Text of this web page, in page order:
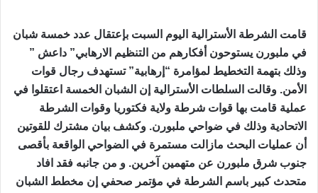
قامت الشرطة الأسترالية اليوم السبت بإعتقال عدد خمسة شبان
في ملبورن يستوحون أفكارهم من التنظيم الارهابي” داعش ”
وذلك بتهمة التخطيط لمؤامرة “إرهابية” تستهدف رجال قوات
الأمن. وقالت السلطات الأسترالية إن الشبان الخمسة اعتقلوا في
عملية قامت بها قوات شرطة ولاية فكتوريا وقوات الشرطة
الاتحادية وذلك في ضواحي ملبورن. وكشف بيان مشترك للقوتين
أن عمليات البحث مازالت مستمرة في الضواحي الواقعة بأقصى
جنوب شرق ملبورن عن متهمين آخرين. و من جانبه فقد افاد
متحدث كبير باسم الشرطة في مؤتمر صحفي إن مخطط الشبان